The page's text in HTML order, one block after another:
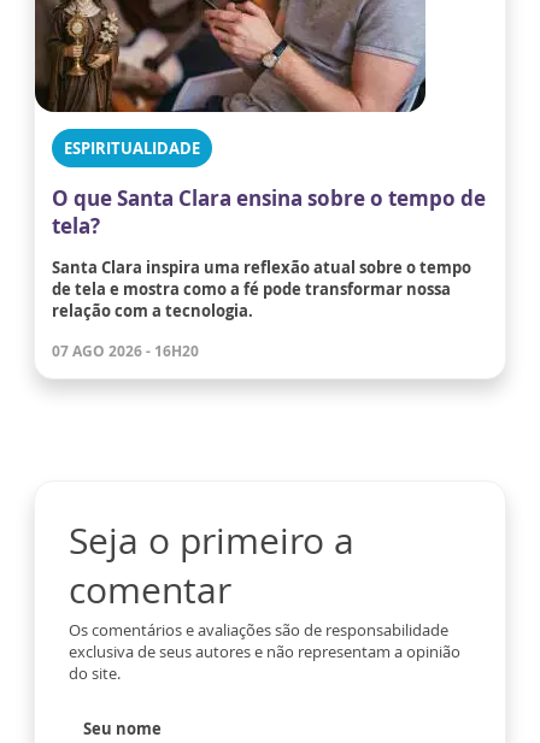
ESPIRITUALIDADE
O que Santa Clara ensina sobre o tempo de
tela?
Santa Clara inspira uma reflexão atual sobre o tempo
de tela e mostra como a fé pode transformar nossa
relação com a tecnologia.
07 AGO 2026 - 16H20
Seja o primeiro a
comentar
Os comentários e avaliações são de responsabilidade
exclusiva de seus autores e não representam a opinião
do site.
Seu nome